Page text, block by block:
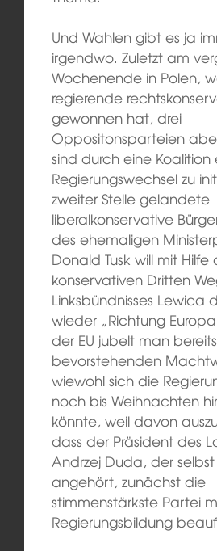
Und Wahlen gibt es ja
irgendwo. Zuletzt am
Wochenende in Polen,
regierende
gewonnen hat, drei
Oppositonsparteien
sind durch eine Koalition
Regierungswechsel zu
zweiter Stelle gelandete
liberalkonservative
des ehemaligen
Donald Tusk will mit Hilfe
konservativen Dritten
Linksbündnisses Lewica
wieder „Richtung
der EU jubelt man
bevorstehenden
wiewohl sich die
noch bis Weihnachten
könnte, weil davon
dass der Präsident des
Andrzej Duda, der selbst
angehört, zunächst die
stimmenstärkste Partei
Regierungsbildung